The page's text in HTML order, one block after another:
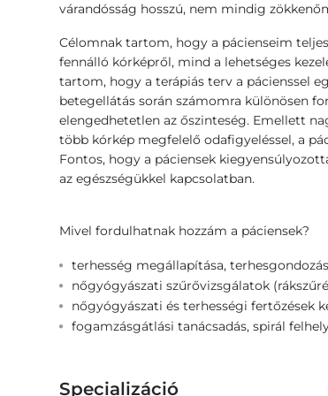
várandósság hosszú, nem mindig
Célomnak tartom, hogy a pácienseim
fennálló kórképről, mind a lehetséges
tartom, hogy a terápiás terv a pácienssel
betegellátás során számomra különösen
elengedhetetlen az őszinteség. Emellett
több kórkép megfelelő odafigyeléssel, a
Fontos, hogy a páciensek
az egészségükkel kapcsolatban.
Mivel fordulhatnak hozzám a páciensek?
terhesség megállapítása, terhesgondozás
nőgyógyászati szűrővizsgálatok
nőgyógyászati és terhességi fertőzések
fogamzásgátlási tanácsadás, spirál
Specializáció